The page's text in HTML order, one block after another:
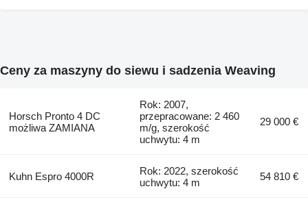
Ceny za maszyny do siewu i sadzenia Weaving
Horsch Pronto 4 DC
możliwa ZAMIANA
Rok: 2007,
przepracowane: 2 460
m/g, szerokość
uchwytu: 4 m
29 000 €
Kuhn Espro 4000R
Rok: 2022, szerokość
uchwytu: 4 m
54 810 €